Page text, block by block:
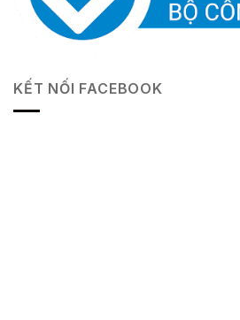
KẾT NỐI FACEBOOK